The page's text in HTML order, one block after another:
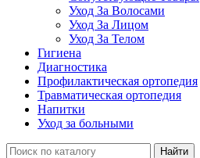
Уход За Волосами
Уход За Лицом
Уход За Телом
Гигиена
Диагностика
Профилактическая ортопедия
Травматическая ортопедия
Напитки
Уход за больными
Найти